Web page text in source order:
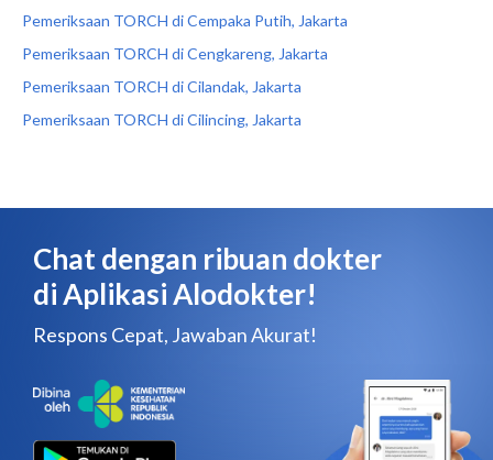
Pemeriksaan TORCH di Cempaka Putih, Jakarta
Pemeriksaan TORCH di Cengkareng, Jakarta
Pemeriksaan TORCH di Cilandak, Jakarta
Pemeriksaan TORCH di Cilincing, Jakarta